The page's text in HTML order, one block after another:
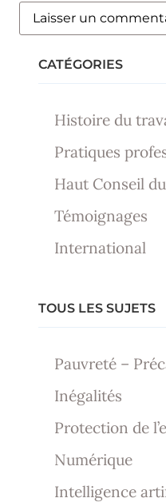
CATÉGORIES
Histoire du
Pratiques
Haut Conseil
Témoignages
International
TOUS LES SUJETS
Pauvreté –
Inégalités
Protection de
Numérique
Intelligence